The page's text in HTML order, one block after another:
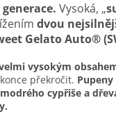
. Vysoká, „
dvou
Gelato Auto®
vysokým obsahem
překročit.
cypřiše a